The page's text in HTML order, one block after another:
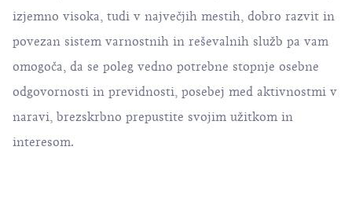
izjemno visoka, tudi v največjih mestih, dobro razvit in
povezan sistem varnostnih in reševalnih služb pa vam
omogoča, da se poleg vedno potrebne stopnje osebne
odgovornosti in previdnosti, posebej med aktivnostmi v
naravi, brezskrbno prepustite svojim užitkom in
interesom.